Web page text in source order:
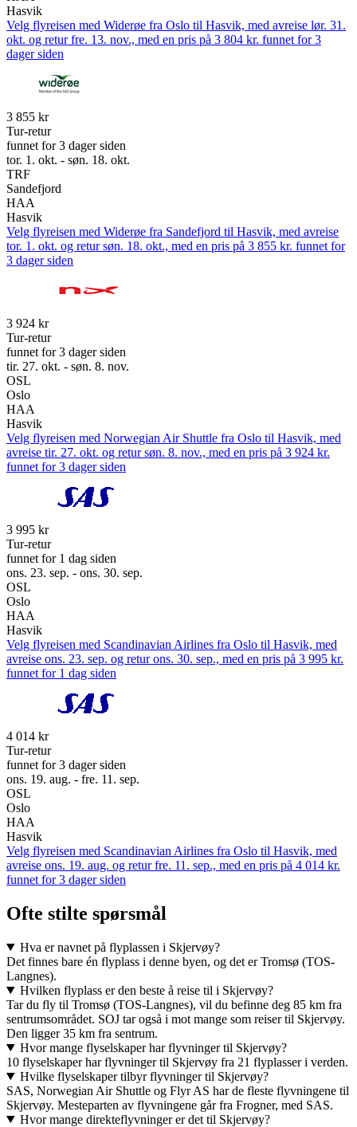
Hasvik
Velg flyreisen med Widerøe fra Oslo til Hasvik, med avreise lør. 31.
okt. og retur fre. 13. nov., med en pris på 3 804 kr. funnet for 3
dager siden
3 855 kr
Tur-retur
funnet for 3 dager siden
tor. 1. okt. - søn. 18. okt.
TRF
Sandefjord
HAA
Hasvik
Velg flyreisen med Widerøe fra Sandefjord til Hasvik, med avreise
tor. 1. okt. og retur søn. 18. okt., med en pris på 3 855 kr. funnet for
3 dager siden
3 924 kr
Tur-retur
funnet for 3 dager siden
tir. 27. okt. - søn. 8. nov.
OSL
Oslo
HAA
Hasvik
Velg flyreisen med Norwegian Air Shuttle fra Oslo til Hasvik, med
avreise tir. 27. okt. og retur søn. 8. nov., med en pris på 3 924 kr.
funnet for 3 dager siden
3 995 kr
Tur-retur
funnet for 1 dag siden
ons. 23. sep. - ons. 30. sep.
OSL
Oslo
HAA
Hasvik
Velg flyreisen med Scandinavian Airlines fra Oslo til Hasvik, med
avreise ons. 23. sep. og retur ons. 30. sep., med en pris på 3 995 kr.
funnet for 1 dag siden
4 014 kr
Tur-retur
funnet for 3 dager siden
ons. 19. aug. - fre. 11. sep.
OSL
Oslo
HAA
Hasvik
Velg flyreisen med Scandinavian Airlines fra Oslo til Hasvik, med
avreise ons. 19. aug. og retur fre. 11. sep., med en pris på 4 014 kr.
funnet for 3 dager siden
Ofte stilte spørsmål
Hva er navnet på flyplassen i Skjervøy?
Det finnes bare én flyplass i denne byen, og det er Tromsø (TOS-
Langnes).
Hvilken flyplass er den beste å reise til i Skjervøy?
Tar du fly til Tromsø (TOS-Langnes), vil du befinne deg 85 km fra
sentrumsområdet. SOJ tar også i mot mange som reiser til Skjervøy.
Den ligger 35 km fra sentrum.
Hvor mange flyselskaper har flyvninger til Skjervøy?
10 flyselskaper har flyvninger til Skjervøy fra 21 flyplasser i verden.
Hvilke flyselskaper tilbyr flyvninger til Skjervøy?
SAS, Norwegian Air Shuttle og Flyr AS har de fleste flyvningene til
Skjervøy. Mesteparten av flyvningene går fra Frogner, med SAS.
Hvor mange direkteflyvninger er det til Skjervøy?